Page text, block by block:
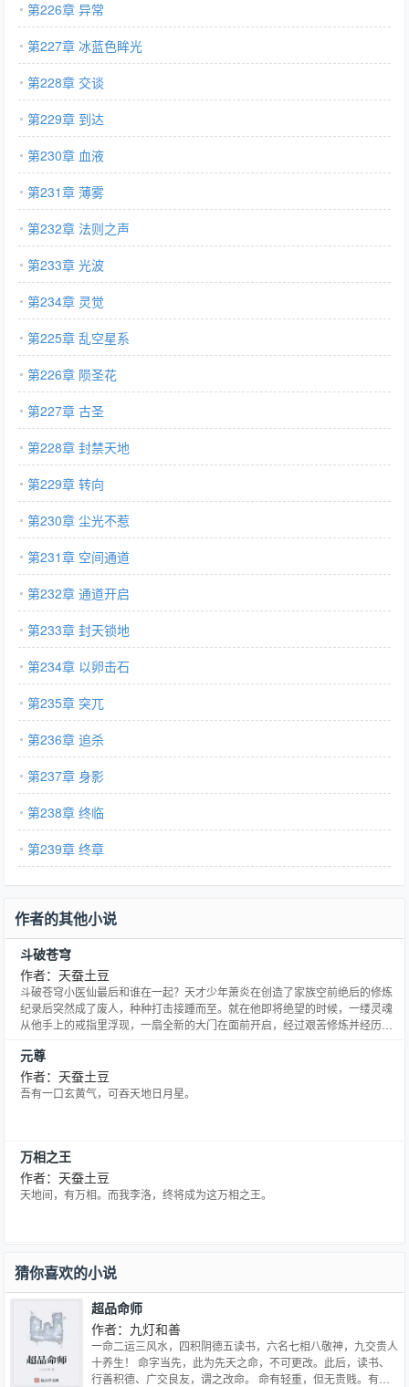
第226章 异常
第227章 冰蓝色眸光
第228章 交谈
第229章 到达
第230章 血液
第231章 薄雾
第232章 法则之声
第233章 光波
第234章 灵觉
第225章 乱空星系
第226章 陨圣花
第227章 古圣
第228章 封禁天地
第229章 转向
第230章 尘光不惹
第231章 空间通道
第232章 通道开启
第233章 封天锁地
第234章 以卵击石
第235章 突兀
第236章 追杀
第237章 身影
第238章 终临
第239章 终章
作者的其他小说
斗破苍穹
作者：天蚕土豆
斗破苍穹小医仙最后和谁在一起？天才少年萧炎在创造了家族空前绝后的修炼
纪录后突然成了废人，种种打击接踵而至。就在他即将绝望的时候，一缕灵魂
从他手上的戒指里浮现，一扇全新的大门在面前开启，经过艰苦修炼并经历了
帝失踪之谜而前往大千世界......
元尊
作者：天蚕土豆
吾有一口玄黄气，可吞天地日月星。
万相之王
作者：天蚕土豆
天地间，有万相。而我李洛，终将成为这万相之王。
猜你喜欢的小说
超品命师
作者：九灯和善
一命二运三风水，四积阴德五读书，六名七相八敬神，九交贵人
十养生！ 命字当先，此为先天之命，不可更改。此后，读书、
行善积德、广交良友，谓之改命。 命有轻重，但无贵贱。有钱